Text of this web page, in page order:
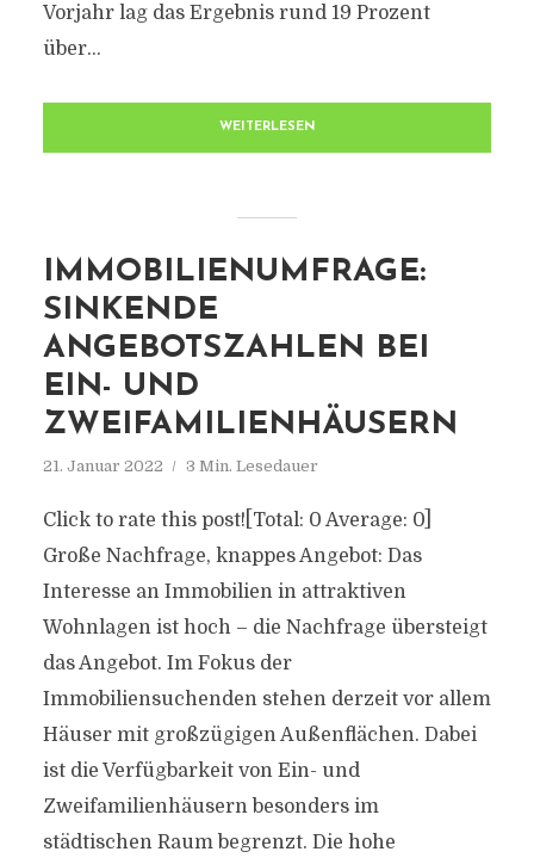
Vorjahr lag das Ergebnis rund 19 Prozent
über...
WEITERLESEN
IMMOBILIENUMFRAGE:
SINKENDE
ANGEBOTSZAHLEN BEI
EIN- UND
ZWEIFAMILIENHÄUSERN
21. Januar 2022 3 Min. Lesedauer
Click to rate this post![Total: 0 Average: 0]
Große Nachfrage, knappes Angebot: Das
Interesse an Immobilien in attraktiven
Wohnlagen ist hoch – die Nachfrage übersteigt
das Angebot. Im Fokus der
Immobiliensuchenden stehen derzeit vor allem
Häuser mit großzügigen Außenflächen. Dabei
ist die Verfügbarkeit von Ein- und
Zweifamilienhäusern besonders im
städtischen Raum begrenzt. Die hohe